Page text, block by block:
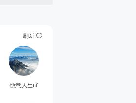
刷新
快意人生tif